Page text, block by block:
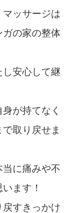
ッサージは
ガの家の整体
し安心して継
が持てなく
取り戻せま
に痛みや不
ます！
すきっかけ